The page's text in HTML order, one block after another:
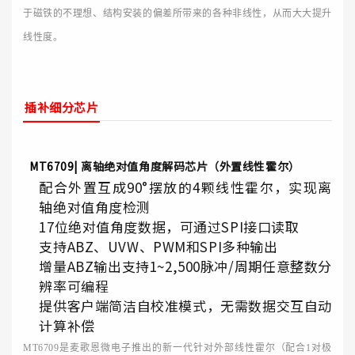
于磁铁的不理想、结构安装的偏差所带来的各种非线性，从而大大提升
线性度。
插补细分芯片
MT6709|离轴绝对值角度解码芯片（外置线性霍尔）
配合外置互成90°摆放的4颗线性霍尔，实现离
轴绝对值角度检测
17位绝对值角度数据，可通过SPI接口读取
支持ABZ、UVW、PWM和SPI多种输出
增量ABZ输出支持1~2,500脉冲/周期任意整数分
辨率可编程
提供客户端简洁自校准模式，无需数据交互自动
计算补偿
MT6709是麦歌恩微电子推出的新一代针对外部线性霍尔（配合1对极